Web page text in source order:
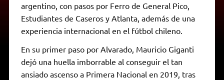
argentino, con pasos por Ferro de General Pico,
Estudiantes de Caseros y Atlanta, además de una
experiencia internacional en el fútbol chileno.
En su primer paso por Alvarado, Mauricio Giganti
dejó una huella imborrable al conseguir el tan
ansiado ascenso a Primera Nacional en 2019, tras